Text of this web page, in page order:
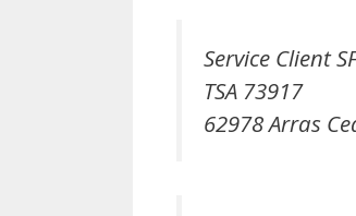
Service Client
TSA 73917
62978 Arras